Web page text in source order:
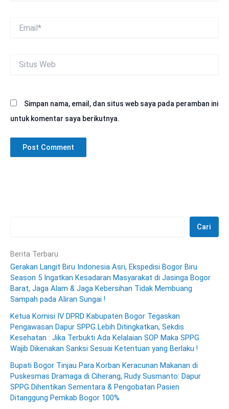
Web
Simpan nama, email, dan situs web saya pada peramban ini
untuk komentar saya berikutnya.
Cari
Berita Terbaru
Gerakan Langit Biru Indonesia Asri, Ekspedisi Bogor Biru
Season 5 Ingatkan Kesadaran Masyarakat di Jasinga Bogor
Barat, Jaga Alam & Jaga Kebersihan Tidak Membuang
Sampah pada Aliran Sungai !
Ketua Komisi IV DPRD Kabupaten Bogor Tegaskan
Pengawasan Dapur SPPG Lebih Ditingkatkan, Sekdis
Kesehatan : Jika Terbukti Ada Kelalaian SOP Maka SPPG
Wajib Dikenakan Sanksi Sesuai Ketentuan yang Berlaku !
Bupati Bogor Tinjau Para Korban Keracunan Makanan di
Puskesmas Dramaga di Ciherang, Rudy Susmanto: Dapur
SPPG Dihentikan Sementara & Pengobatan Pasien
Ditanggung Pemkab Bogor 100%